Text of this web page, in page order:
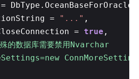
DbType.OceanBaseForOracle,
=
"..." ,
= true ,
的数据库需要禁用Nvarchar